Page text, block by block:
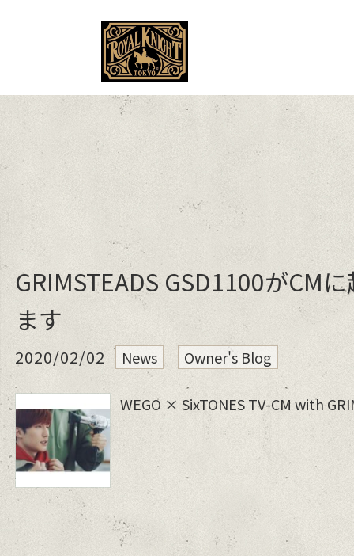
GRIMSTEADS GSD1100がCM
ます
2020/02/02 News Owner's Blog
WEGO × SixTONES TV-CM with